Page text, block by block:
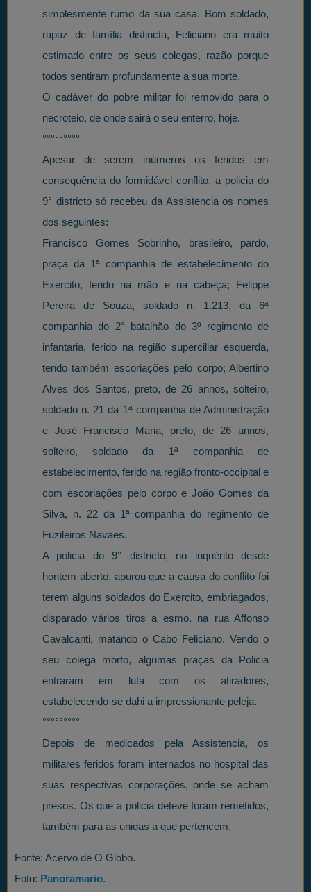
simplesmente rumo da sua casa. Bom soldado,
rapaz de família distincta, Feliciano era muito
estimado entre os seus colegas, razão porque
todos sentiram profundamente a sua morte.
O cadáver do pobre militar foi removido para o
necroteio, de onde sairá o seu enterro, hoje.
°°°°°°°°°
Apesar de serem inúmeros os feridos em
consequência do formidável conflito, a policia do
9° districto só recebeu da Assistencia os nomes
dos seguintes:
Francisco Gomes Sobrinho, brasileiro, pardo,
praça da 1ª companhia de estabelecimento do
Exercito, ferido na mão e na cabeça; Felippe
Pereira de Souza, soldado n. 1.213, da 6ª
companhia do 2° batalhão do 3º regimento de
infantaria, ferido na região superciliar esquerda,
tendo também escoriações pelo corpo; Albertino
Alves dos Santos, preto, de 26 annos, solteiro,
soldado n. 21 da 1ª companhia de Administração
e José Francisco Maria, preto, de 26 annos,
solteiro, soldado da 1ª companhia de
estabelecimento, ferido na região fronto-occipital e
com escoriações pelo corpo e João Gomes da
Silva, n. 22 da 1ª companhia do regimento de
Fuzileiros Navaes.
A policia do 9° districto, no inquérito desde
hontem aberto, apurou que a causa do conflito foi
terem alguns soldados do Exercito, embriagados,
disparado vários tiros a esmo, na rua Affonso
Cavalcanti, matando o Cabo Feliciano. Vendo o
seu colega morto, algumas praças da Policia
entraram em luta com os atiradores,
estabelecendo-se dahi a impressionante peleja.
°°°°°°°°°
Depois de medicados pela Assistencia, os
militares feridos foram internados no hospital das
suas respectivas corporações, onde se acham
presos. Os que a policia deteve foram remetidos,
também para as unidas a que pertencem.
Fonte: Acervo de O Globo.
Foto: Panoramario.